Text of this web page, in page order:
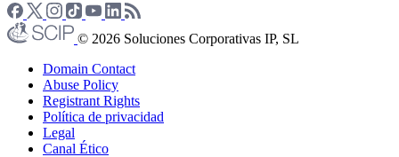
© 2026 Soluciones Corporativas IP, SL
Domain Contact
Abuse Policy
Registrant Rights
Política de privacidad
Legal
Canal Ético